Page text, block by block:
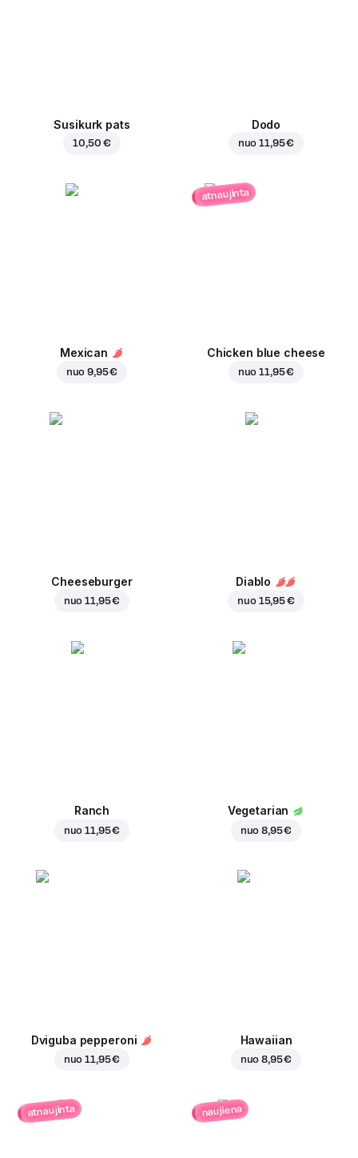
Susikurk pats
10,50 €
Dodo
nuo11,95 €
Mexican
nuo9,95 €
atnaujinta
Chicken blue cheese
nuo11,95 €
Cheeseburger
nuo11,95 €
Diablo
nuo 15,95 €
Ranch
nuo11,95 €
Vegetarian
nuo8,95 €
Dviguba pepperoni
nuo11,95 €
Hawaiian
nuo8,95 €
atnaujinta naujiena